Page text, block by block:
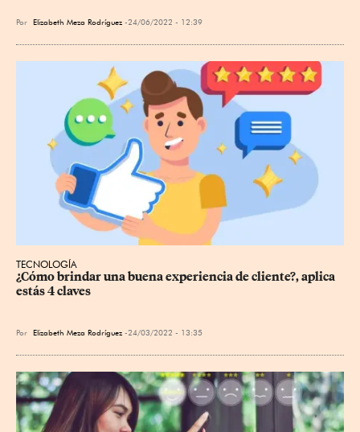
Por Elizabeth Meza Rodríguez 24/06/2022 - 12:39
TECNOLOGÍA
¿Cómo brindar una buena experiencia de cliente?, aplica
estás 4 claves
Por Elizabeth Meza Rodríguez 24/03/2022 - 13:35